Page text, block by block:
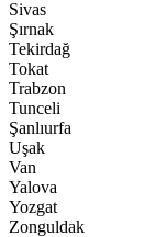
Sivas
Şırnak
Tekirdağ
Tokat
Trabzon
Tunceli
Şanlıurfa
Uşak
Van
Yalova
Yozgat
Zonguldak